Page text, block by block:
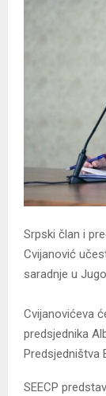
Srpski član i
Cvijanović
saradnje u
Cvijanovićeva
predsjednika
Predsjedništva
SEECP